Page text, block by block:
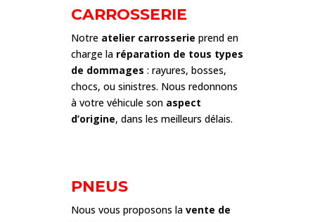
CARROSSERIE
Notre atelier carrosserie prend en
charge la réparation de tous types
de dommages : rayures, bosses,
chocs, ou sinistres. Nous redonnons
à votre véhicule son aspect
d’origine, dans les meilleurs délais.
PNEUS
Nous vous proposons la vente de